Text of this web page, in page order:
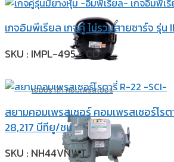
เอมบราโก คอมเพรสเซอร์
เกจอิมพีเรียล เกจคู่ ไม่รวมสายชาร์จ รุ่น
SKU : IMPL-495 - CD
สยามคอมเพรสเซอร์ คอมเพรสเซอร์โร
28,217 บีทียู/ชม
SKU : NH44VNWT